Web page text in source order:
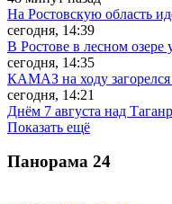
На Ростовскую область
сегодня, 14:39
В Ростове в лесном
сегодня, 14:35
КАМАЗ на ходу
сегодня, 14:21
Днём 7 августа над
Показать ещё
Панорама 24